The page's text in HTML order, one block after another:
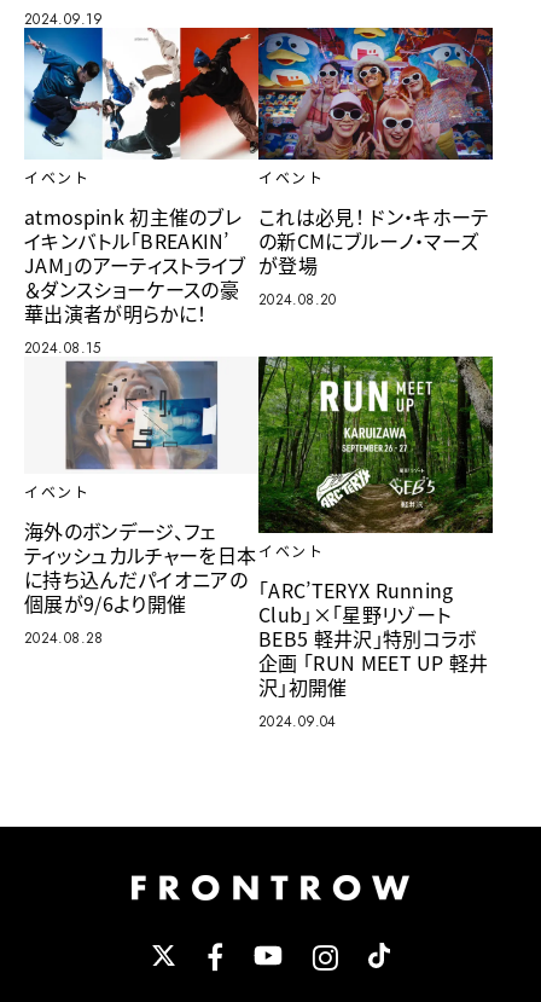
2024.09.19
イベント
atmospink 初主催のブレ
イキンバトル「BREAKIN’
JAM」のアーティストライブ
＆ダンスショーケースの豪
華出演者が明らかに！
2024.08.15
イベント
これは必見！ ドン・キホーテ
の新CMにブルーノ・マーズ
が登場
2024.08.20
イベント
海外のボンデージ、フェ
ティッシュカルチャーを日本
に持ち込んだパイオニアの
個展が9/6より開催
2024.08.28
イベント
「ARC’TERYX Running
Club」×「星野リゾート
BEB5 軽井沢」特別コラボ
企画 「RUN MEET UP 軽井
沢」初開催
2024.09.04